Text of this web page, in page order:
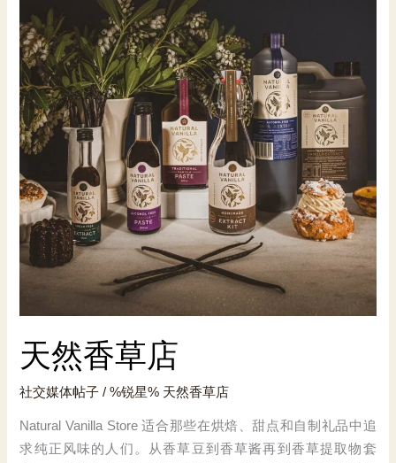
天然香草店
社交媒体帖子 / %锐星% 天然香草店
Natural Vanilla Store 适合那些在烘焙、甜点和自制礼品中追
求纯正风味的人们。从香草豆到香草酱再到香草提取物套